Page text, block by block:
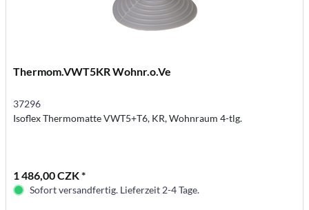
Thermom.VWT5KR Wohnr.o.Ve
37296
Isoflex Thermomatte VWT5+T6, KR, Wohnraum 4-tlg.
1 486,00 CZK *
Sofort versandfertig. Lieferzeit 2-4 Tage.